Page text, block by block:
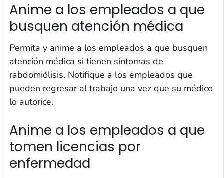
Anime a los empleados a que
busquen atención médica
Permita y anime a los empleados a que busquen
atención médica si tienen síntomas de
rabdomiólisis. Notifique a los empleados que
pueden regresar al trabajo una vez que su médico
lo autorice.
Anime a los empleados a que
tomen licencias por
enfermedad